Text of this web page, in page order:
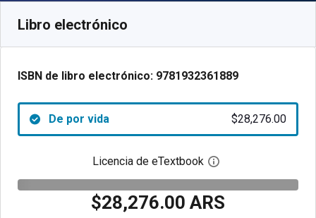
Libro electrónico
ISBN de libro electrónico: 9781932361889
De por vida $28,276.00
Licencia de eTextbook Abre el cuadro de
$28,276.00 ARS